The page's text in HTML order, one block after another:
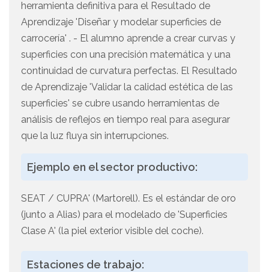
herramienta definitiva para el Resultado de
Aprendizaje 'Diseñar y modelar superficies de
carrocería' . - El alumno aprende a crear curvas y
superficies con una precisión matemática y una
continuidad de curvatura perfectas. El Resultado
de Aprendizaje 'Validar la calidad estética de las
superficies' se cubre usando herramientas de
análisis de reflejos en tiempo real para asegurar
que la luz fluya sin interrupciones.
Ejemplo en el sector productivo:
SEAT / CUPRA' (Martorell). Es el estándar de oro
(junto a Alias) para el modelado de 'Superficies
Clase A' (la piel exterior visible del coche).
Estaciones de trabajo: